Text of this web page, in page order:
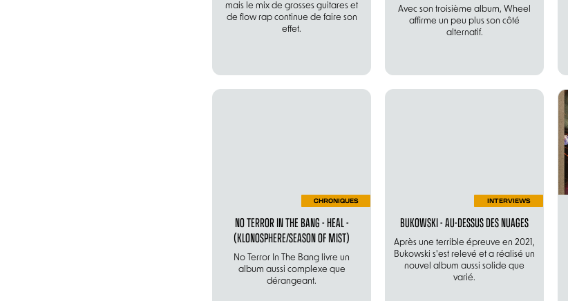
mais le mix de grosses guitares et
de flow rap continue de faire son
effet.
Avec son troisième album, Wheel
affirme un peu plus son côté
alternatif.
CHRONIQUES
NO TERROR IN THE BANG - HEAL -
(KLONOSPHERE/SEASON OF MIST)
No Terror In The Bang livre un
album aussi complexe que
dérangeant.
INTERVIEWS
BUKOWSKI - AU-DESSUS DES NUAGES
Après une terrible épreuve en 2021,
Bukowski s'est relevé et a réalisé un
nouvel album aussi solide que
varié.